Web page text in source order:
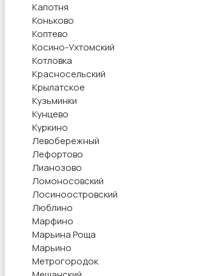
Капотня
Коньково
Коптево
Косино-Ухтомский
Котловка
Красносельский
Крылатское
Кузьминки
Кунцево
Куркино
Левобережный
Лефортово
Лианозово
Ломоносовский
Лосиноостровский
Люблино
Марфино
Марьина Роща
Марьино
Метрогородок